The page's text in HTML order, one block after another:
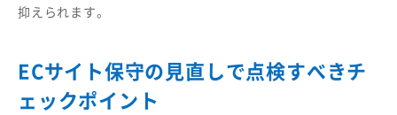
抑えられます。
ECサイト保守の見直しで点検すべきチ
ェックポイント